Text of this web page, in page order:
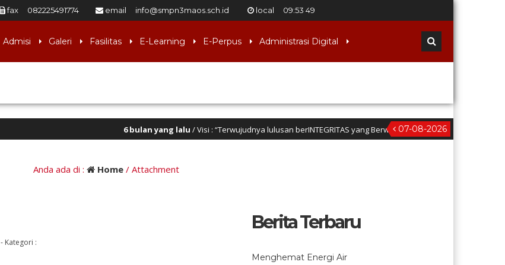
fax 082225491774 email info@smpn3maos.sch.id local 09:53 50
Admisi Galeri Fasilitas E-Learning E-Perpus Administrasi Digital
07-08-2026
6 bulan yang lalu/ Visi : “Terwujudnya lulusan berINTEGRITAS yang Berwawasan Kebangsaan” (Iman dan taqwa,
Anda ada di : Home / Attachment
- Kategori :
Berita Terbaru
Menghemat Energi Air